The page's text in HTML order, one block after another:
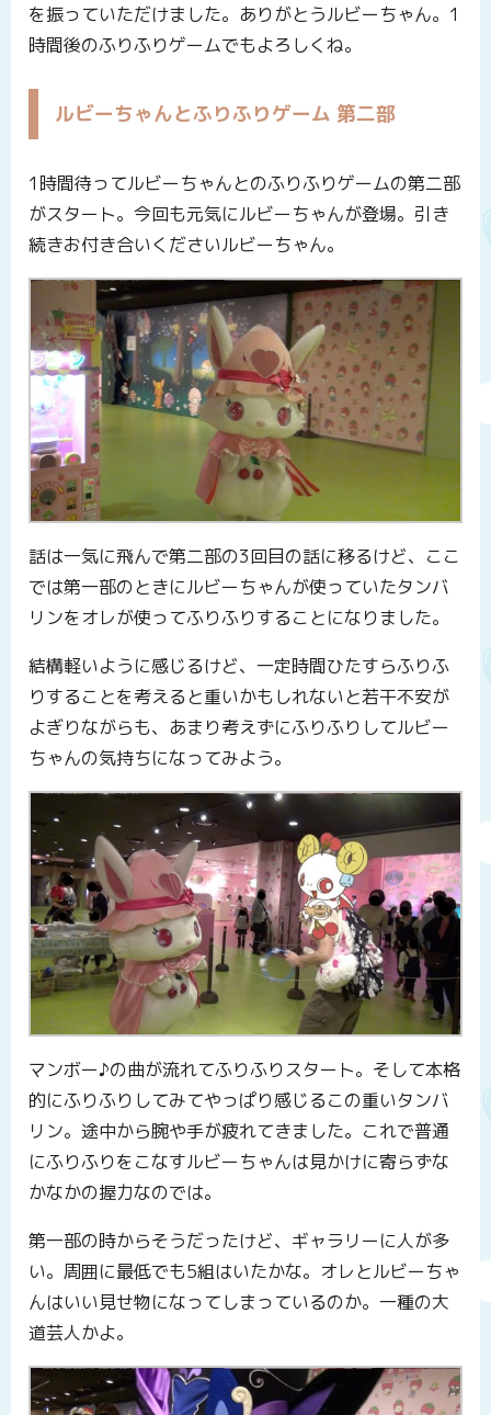
を振っていただけました。ありがとうルビーちゃん。1
時間後のふりふりゲームでもよろしくね。
ルビーちゃんとふりふりゲーム 第二部
1時間待ってルビーちゃんとのふりふりゲームの第二部
がスタート。今回も元気にルビーちゃんが登場。引き
続きお付き合いくださいルビーちゃん。
話は一気に飛んで第二部の3回目の話に移るけど、ここ
では第一部のときにルビーちゃんが使っていたタンバ
リンをオレが使ってふりふりすることになりました。
結構軽いように感じるけど、一定時間ひたすらふりふ
りすることを考えると重いかもしれないと若干不安が
よぎりながらも、あまり考えずにふりふりしてルビー
ちゃんの気持ちになってみよう。
マンボー♪の曲が流れてふりふりスタート。そして本格
的にふりふりしてみてやっぱり感じるこの重いタンバ
リン。途中から腕や手が疲れてきました。これで普通
にふりふりをこなすルビーちゃんは見かけに寄らずな
かなかの握力なのでは。
第一部の時からそうだったけど、ギャラリーに人が多
い。周囲に最低でも5組はいたかな。オレとルビーちゃ
んはいい見せ物になってしまっているのか。一種の大
道芸人かよ。